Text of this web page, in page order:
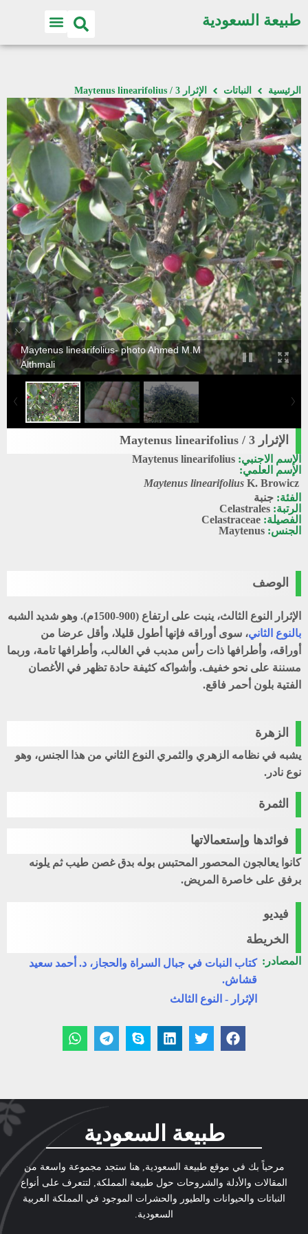
طبيعة السعودية
الرئيسية النباتات الإثرار 3 / Maytenus linearifolius
Maytenus linearifolius- photo Ahmed M.M
Althmali
الإثرار 3 / Maytenus linearifolius
الإسم الاجنبي: Maytenus linearifolius
الإسم العلمي:
Maytenus linearifolius K. Browicz
الفئة: جنبة
الرتبة: Celastrales
الفصيلة: Celastraceae
الجنس: Maytenus
الوصف
الإثرار النوع الثالث، ينبت على ارتفاع (900-1500م). وهو شديد الشبه
بالنوع الثاني، سوى أوراقه فإنها أطول قليلا، وأقل عرضا من
أوراقه، وأطرافها ذات رأس مدبب في الغالب، وأطرافها تامة، وربما
مسننة على نحو خفيف. وأشواكه كثيفة حادة تظهر في الأغصان
الفتية بلون أحمر فاقع.
الزهرة
يشبه في نظامه الزهري والثمري النوع الثاني من هذا الجنس، وهو
نوع نادر.
الثمرة
فوائدها وإستعمالاتها
كانوا يعالجون المحصور المحتبس بوله بدق غصن طيب ثم يلونه
برفق على خاصرة المريض.
فيديو
الخريطة
المصادر: كتاب النبات في جبال السراة والحجاز، د. أحمد سعيد
قشاش.
الإثرار - النوع الثالث
طبيعة السعودية
مرحباً بك في موقع طبيعة السعودية, هنا ستجد مجموعة واسعة من
المقالات والأدلة والشروحات حول طبيعة المملكة, لتتعرف على أنواع
النباتات والحيوانات والطيور والحشرات الموجود في المملكة العربية
السعودية.